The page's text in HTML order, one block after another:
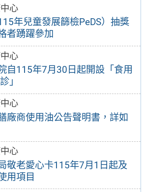
心
年兒童發展篩檢PeDS）抽獎
者踴躍參加
心
自115年7月30日起開設「食用
」
心
廠商使用油公告聲明書，詳如
心
敬老愛心卡115年7月1日起及
用項目